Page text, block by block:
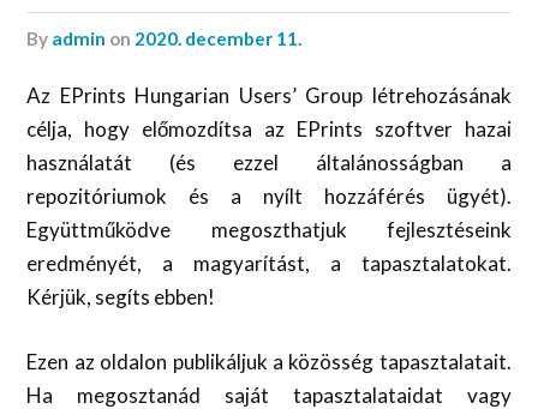
by admin on 2020. december 11.
Az EPrints Hungarian Users’ Group létrehozásának
célja, hogy előmozdítsa az EPrints szoftver hazai
használatát (és ezzel általánosságban a
repozitóriumok és a nyílt hozzáférés ügyét).
Együttműködve megoszthatjuk fejlesztéseink
eredményét, a magyarítást, a tapasztalatokat.
Kérjük, segíts ebben!
Ezen az oldalon publikáljuk a közösség tapasztalatait.
Ha megosztanád saját tapasztalataidat vagy